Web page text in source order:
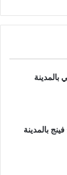
بالمدينة